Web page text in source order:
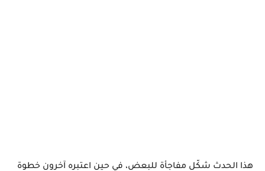
هذا الحدث شكّل مفاجأة للبعض، في حين اعتبره آخرون خطوة